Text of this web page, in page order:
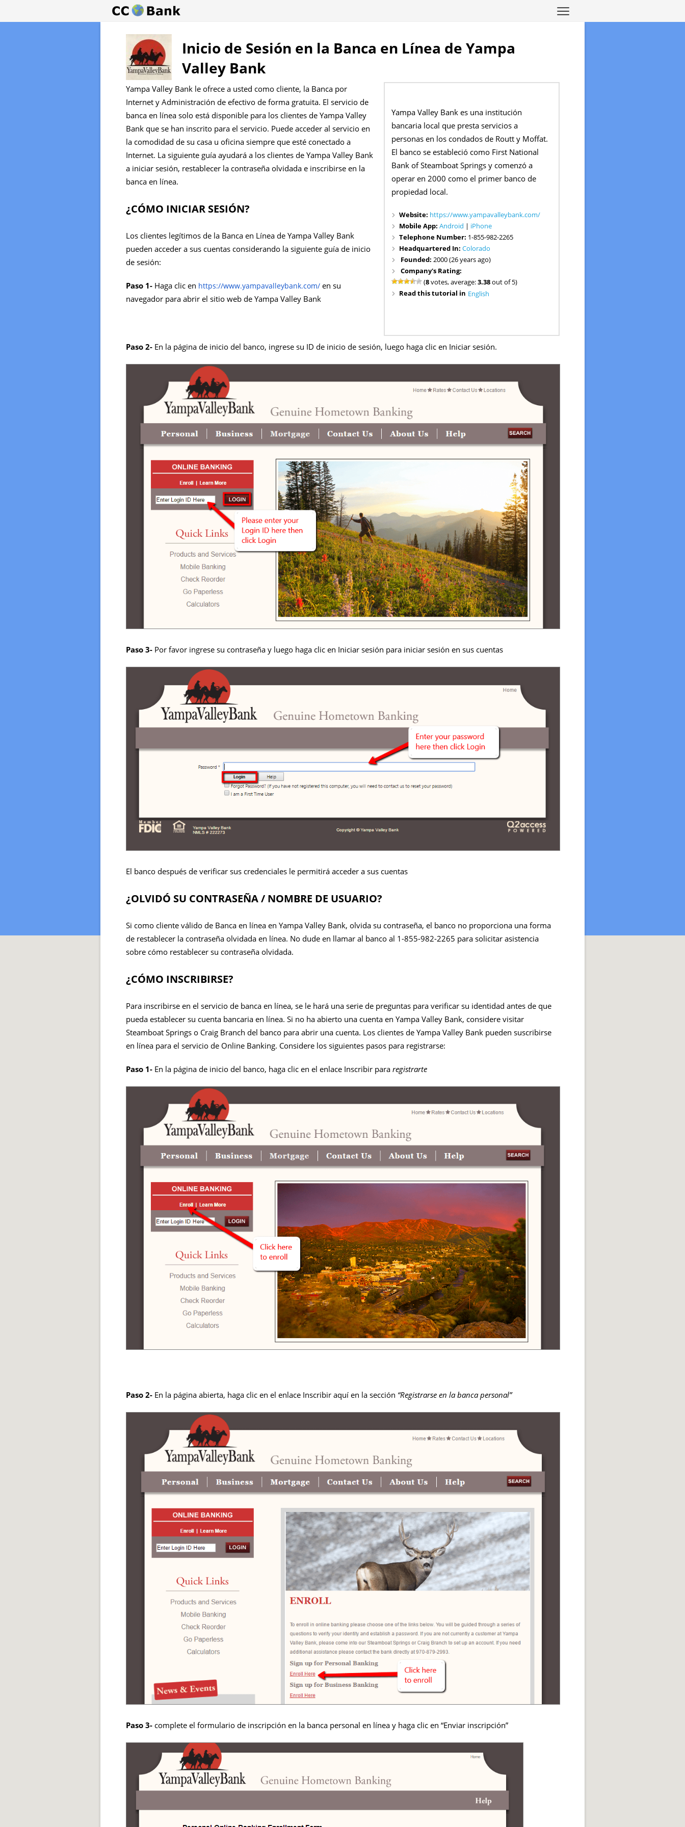
Inicio de Sesión en la Banca en Línea de Yampa
Valley Bank
Yampa Valley Bank es una institución
bancaria local que presta servicios a
personas en los condados de Routt y Moffat.
El banco se estableció como First National
Bank of Steamboat Springs y comenzó a
operar en 2000 como el primer banco de
propiedad local.
Website: https://www.yampavalleybank.com/
Mobile App:Android | iPhone
Telephone Number: 1-855-982-2265
Headquartered In:Colorado
Founded:2000 (26 years ago)
Company's Rating:
(8votes, average:3.38out of 5)
English
Read this tutorial in
Yampa Valley Bank le ofrece a usted como cliente, la Banca por
Internet y Administración de efectivo de forma gratuita. El servicio de
banca en línea solo está disponible para los clientes de Yampa Valley
Bank que se han inscrito para el servicio. Puede acceder al servicio en
la comodidad de su casa u oficina siempre que esté conectado a
Internet. La siguiente guía ayudará a los clientes de Yampa Valley Bank
a iniciar sesión, restablecer la contraseña olvidada e inscribirse en la
banca en línea.
¿CÓMO INICIAR SESIÓN?
Los clientes legítimos de la Banca en Línea de Yampa Valley Bank
pueden acceder a sus cuentas considerando la siguiente guía de inicio
de sesión:
Paso 1- Haga clic en https://www.yampavalleybank.com/ en su
navegador para abrir el sitio web de Yampa Valley Bank
Paso 2- En la página de inicio del banco, ingrese su ID de inicio de sesión, luego haga clic en Iniciar sesión.
Paso 3- Por favor ingrese su contraseña y luego haga clic en Iniciar sesión para iniciar sesión en sus cuentas
El banco después de verificar sus credenciales le permitirá acceder a sus cuentas
¿OLVIDÓ SU CONTRASEÑA / NOMBRE DE USUARIO?
Si como cliente válido de Banca en línea en Yampa Valley Bank, olvida su contraseña, el banco no proporciona una forma
de restablecer la contraseña olvidada en línea. No dude en llamar al banco al 1-855-982-2265 para solicitar asistencia
sobre cómo restablecer su contraseña olvidada.
¿CÓMO INSCRIBIRSE?
Para inscribirse en el servicio de banca en línea, se le hará una serie de preguntas para verificar su identidad antes de que
pueda establecer su cuenta bancaria en línea. Si no ha abierto una cuenta en Yampa Valley Bank, considere visitar
Steamboat Springs o Craig Branch del banco para abrir una cuenta. Los clientes de Yampa Valley Bank pueden suscribirse
en línea para el servicio de Online Banking. Considere los siguientes pasos para registrarse:
Paso 1- En la página de inicio del banco, haga clic en el enlace Inscribir pararegistrarte
Paso 2- En la página abierta, haga clic en el enlace Inscribir aquí en la sección “Registrarse en la banca personal”
Paso 3- complete el formulario de inscripción en la banca personal en línea y haga clic en “Enviar inscripción”